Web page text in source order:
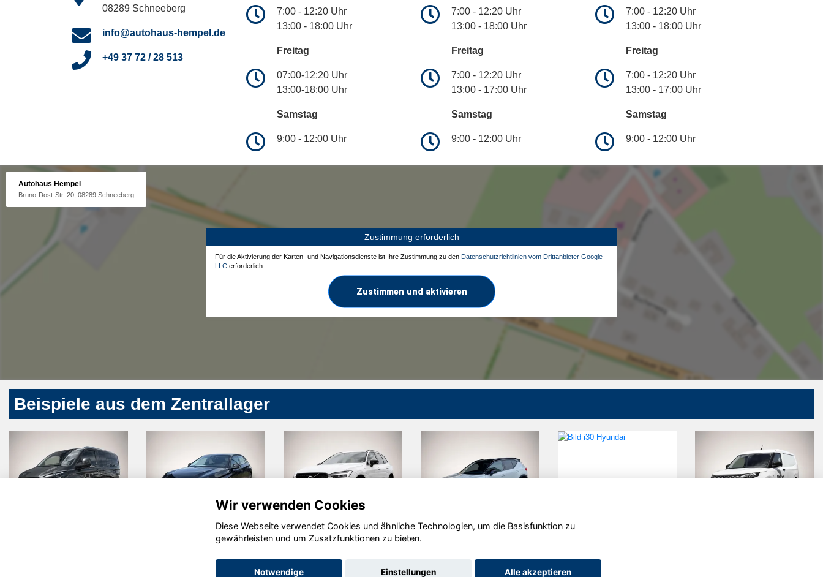
08289 Schneeberg
info@autohaus-hempel.de
+49 37 72 / 28 513
7:00 - 12:20 Uhr
13:00 - 18:00 Uhr
Freitag
07:00-12:20 Uhr
13:00-18:00 Uhr
Samstag
9:00 - 12:00 Uhr
7:00 - 12:20 Uhr
13:00 - 18:00 Uhr
Freitag
7:00 - 12:20 Uhr
13:00 - 17:00 Uhr
Samstag
9:00 - 12:00 Uhr
7:00 - 12:20 Uhr
13:00 - 18:00 Uhr
Freitag
7:00 - 12:20 Uhr
13:00 - 17:00 Uhr
Samstag
9:00 - 12:00 Uhr
Autohaus Hempel
Bruno-Dost-Str. 20, 08289 Schneeberg
Zustimmung erforderlich
Für die Aktivierung der Karten- und Navigationsdienste ist Ihre Zustimmung zu den Datenschutzrichtlinien vom Drittanbieter Google
LLC erforderlich.
Zustimmen und aktivieren
Beispiele aus dem Zentrallager
Opel Zafira Volkswagen
Variant
Wir verwenden Cookies
Diese Webseite verwendet Cookies und ähnliche Technologien, um die Basisfunktion zu
gewährleisten und um Zusatzfunktionen zu bieten.
Notwendige Einstellungen Alle akzeptieren